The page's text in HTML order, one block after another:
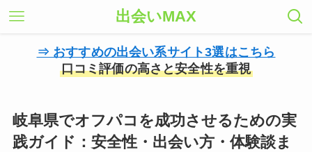
出会いMAX
⇒ おすすめの出会い系サイト3選はこちら
口コミ評価の高さと安全性を重視
岐阜県でオフパコを成功させるための実
践ガイド：安全性・出会い方・体験談ま